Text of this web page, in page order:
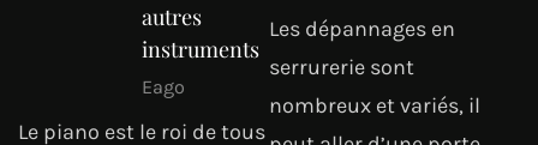
autres
instruments
Eago
Le piano est le roi de tous
Les dépannages en
serrurerie sont
nombreux et variés, il